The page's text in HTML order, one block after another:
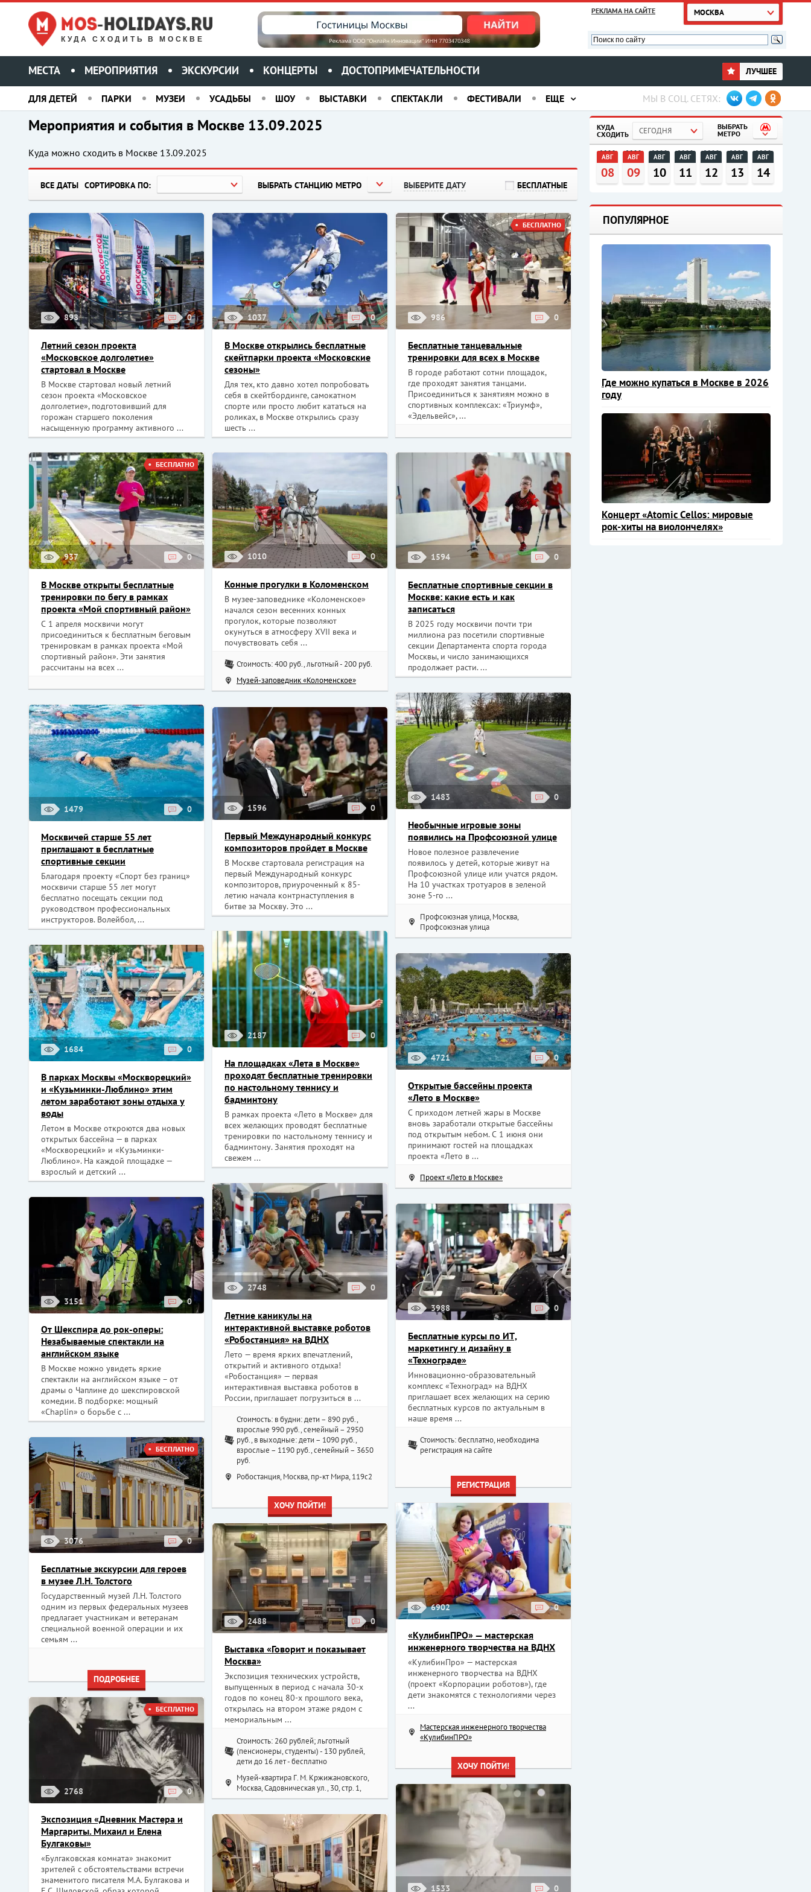
КУДА СХОДИТЬ В МОСКВЕ
РЕКЛАМА НА САЙТЕ МОСКВА
МЕСТА МЕРОПРИЯТИЯ ЭКСКУРСИИ КОНЦЕРТЫ ДОСТОПРИМЕЧАТЕЛЬНОСТИ ЛУЧШЕЕ
ДЛЯ ДЕТЕЙ ПАРКИ МУЗЕИ УСАДЬБЫ ШОУ ВЫСТАВКИ СПЕКТАКЛИ ФЕСТИВАЛИ ЕЩЕ МЫ В СОЦ. СЕТЯХ:
Мероприятия и события в Москве 13.09.2025
Куда можно сходить в Москве 13.09.2025
ВСЕ ДАТЫ СОРТИРОВКА ПО: ВЫБРАТЬ СТАНЦИЮ МЕТРО ВЫБЕРИТЕ ДАТУ БЕСПЛАТНЫЕ
898 0
Летний сезон проекта
«Московское долголетие»
стартовал в Москве
В Москве стартовал новый летний
сезон проекта «Московское
долголетие», подготовивший для
горожан старшего поколения
насыщенную программу активного ...
1037 0
В Москве открылись бесплатные
скейтпарки проекта «Московские
сезоны»
Для тех, кто давно хотел попробовать
себя в скейтбординге, самокатном
спорте или просто любит кататься на
роликах, в Москве открылись сразу
шесть ...
986 0
БЕСПЛАТНО
Бесплатные танцевальные
тренировки для всех в Москве
В городе работают сотни площадок,
где проходят занятия танцами.
Присоединиться к занятиям можно в
спортивных комплексах: «Триумф»,
«Эдельвейс», ...
937 0
БЕСПЛАТНО
В Москве открыты бесплатные
тренировки по бегу в рамках
проекта «Мой спортивный район»
С 1 апреля москвичи могут
присоединиться к бесплатным беговым
тренировкам в рамках проекта «Мой
спортивный район». Эти занятия
рассчитаны на всех ...
1010 0
Конные прогулки в Коломенском
В музее-заповеднике «Коломенское»
начался сезон весенних конных
прогулок, которые позволяют
окунуться в атмосферу XVII века и
почувствовать себя ...
Стоимость: 400 руб., льготный - 200 руб.
Музей-заповедник «Коломенское»
1594 0
Бесплатные спортивные секции в
Москве: какие есть и как
записаться
В 2025 году москвичи почти три
миллиона раз посетили спортивные
секции Департамента спорта города
Москвы, и число занимающихся
продолжает расти. ...
1483 0
Необычные игровые зоны
появились на Профсоюзной улице
Новое полезное развлечение
появилось у детей, которые живут на
Профсоюзной улице или учатся рядом.
На 10 участках тротуаров в зеленой
зоне 5-го ...
Профсоюзная улица, Москва,
Профсоюзная улица
1479 0
Москвичей старше 55 лет
приглашают в бесплатные
спортивные секции
Благодаря проекту «Спорт без границ»
москвичи старше 55 лет могут
бесплатно посещать секции под
руководством профессиональных
инструкторов. Волейбол, ...
1596 0
Первый Международный конкурс
композиторов пройдет в Москве
В Москве стартовала регистрация на
первый Международный конкурс
композиторов, приуроченный к 85-
летию начала контрнаступления в
битве за Москву. Это ...
2187 0
На площадках «Лета в Москве»
проходят бесплатные тренировки
по настольному теннису и
бадминтону
В рамках проекта «Лето в Москве» для
всех желающих проводят бесплатные
тренировки по настольному теннису и
бадминтону. Занятия проходят на
свежем ...
1684 0
В парках Москвы «Москворецкий»
и «Кузьминки-Люблино» этим
летом заработают зоны отдыха у
воды
Летом в Москве откроются два новых
открытых бассейна — в парках
«Москворецкий» и «Кузьминки-
Люблино». На каждой площадке —
взрослый и детский ...
4721 0
Открытые бассейны проекта
«Лето в Москве»
С приходом летней жары в Москве
вновь заработали открытые бассейны
под открытым небом. С 1 июня они
принимают гостей на площадках
проекта «Лето в ...
Проект «Лето в Москве»
2748 0
Летние каникулы на
интерактивной выставке роботов
«Робостанция» на ВДНХ
Лето — время ярких впечатлений,
открытий и активного отдыха!
«Робостанция» — первая
интерактивная выставка роботов в
России, приглашает погрузиться в ...
Стоимость: в будни: дети – 890 руб.,
взрослые 990 руб., семейный – 2950
руб., в выходные: дети – 1090 руб.,
взрослые – 1190 руб., семейный – 3650
руб.
Робостанция, Москва, пр-кт Мира, 119с2
ХОЧУ ПОЙТИ!
3151 0
От Шекспира до рок-оперы:
Незабываемые спектакли на
английском языке
В Москве можно увидеть яркие
спектакли на английском языке – от
драмы о Чаплине до шекспировской
комедии. В подборке: мощный
«Chaplin» о борьбе с ...
3988 0
Бесплатные курсы по ИТ,
маркетингу и дизайну в
«Технограде»
Инновационно-образовательный
комплекс «Техноград» на ВДНХ
приглашает всех желающих на серию
бесплатных курсов по актуальным в
наше время ...
Стоимость: бесплатно, необходима
регистрация на сайте
РЕГИСТРАЦИЯ
3076 0
БЕСПЛАТНО
Бесплатные экскурсии для героев
в музее Л.Н. Толстого
Государственный музей Л.Н. Толстого
одним из первых федеральных музеев
предлагает участникам и ветеранам
специальной военной операции и их
семьям ...
ПОДРОБНЕЕ
6902 0
«КулибинПРО» — мастерская
инженерного творчества на ВДНХ
«КулибинПро» — мастерская
инженерного творчества на ВДНХ
(проект «Корпорации роботов»), где
дети знакомятся с технологиями через
...
Мастерская инженерного творчества
«КулибинПРО»
ХОЧУ ПОЙТИ!
2488 0
Выставка «Говорит и показывает
Москва»
Экспозиция технических устройств,
выпущенных в период с начала 30-х
годов по конец 80-х прошлого века,
открылась на втором этаже рядом с
мемориальным ...
Стоимость: 260 рублей; льготный
(пенсионеры, студенты) - 130 рублей,
дети до 16 лет - бесплатно
Музей-квартира Г. М. Кржижановского,
Москва, Садовническая ул., 30, стр. 1,
2768 0
БЕСПЛАТНО
Экспозиция «Дневник Мастера и
Маргариты. Михаил и Елена
Булгаковы»
«Булгаковская комната» знакомит
зрителей с обстоятельствами встречи
знаменитого писателя М.А. Булгакова и
1533 0
КУДА
СХОДИТЬ
СЕГОДНЯ
ВЫБРАТЬ
МЕТРО
АВГ
08
АВГ
09
АВГ
10
АВГ
11
АВГ
12
АВГ
13
АВГ
14
ПОПУЛЯРНОЕ
Где можно купаться в Москве в 2026
году
Концерт «Atomic Cellos: мировые
рок-хиты на виолончелях»